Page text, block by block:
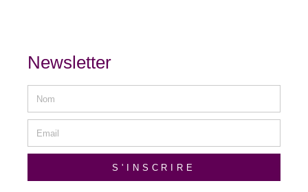
Newsletter
S'INSCRIRE